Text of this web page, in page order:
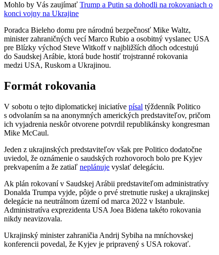
Mohlo by Vás zaujímať Trump a Putin sa dohodli na rokovaniach o
konci vojny na Ukrajine
Poradca Bieleho domu pre národnú bezpečnosť Mike Waltz,
minister zahraničných vecí Marco Rubio a osobitný vyslanec USA
pre Blízky východ Steve Witkoff v najbližších dňoch odcestujú
do Saudskej Arábie, ktorá bude hostiť trojstranné rokovania
medzi USA, Ruskom a Ukrajinou.
Formát rokovania
V sobotu o tejto diplomatickej iniciatíve písal týždenník Politico
s odvolaním sa na anonymných amerických predstaviteľov, pričom
ich vyjadrenia neskôr otvorene potvrdil republikánsky kongresman
Mike McCaul.
Jeden z ukrajinských predstaviteľov však pre Politico dodatočne
uviedol, že oznámenie o saudských rozhovoroch bolo pre Kyjev
prekvapením a že zatiaľ neplánuje vyslať delegáciu.
Ak plán rokovaní v Saudskej Arábii predstaviteľom administratívy
Donalda Trumpa vyjde, pôjde o prvé stretnutie ruskej a ukrajinskej
delegácie na neutrálnom území od marca 2022 v Istanbule.
Administratíva exprezidenta USA Joea Bidena takéto rokovania
nikdy neavizovala.
Ukrajinský minister zahraničia Andrij Sybiha na mníchovskej
konferencii povedal, že Kyjev je pripravený s USA rokovať.